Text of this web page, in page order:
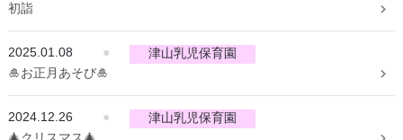
初詣
2025.01.08 ●
津山乳児保育園
🎍お正月あそび🎍
2024.12.26 ●
津山乳児保育園